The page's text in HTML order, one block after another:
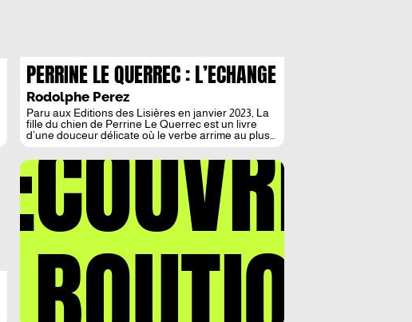
PERRINE LE QUERREC : L’ECHANGE
ET LA PAROLE
Rodolphe Perez
Paru aux Editions des Lisières en janvier 2023, La
fille du chien de Perrine Le Querrec est un livre
d’une douceur délicate où le verbe arrime au plus
suffit à elle seule, s’ouvrant notamment sur une
linogravure originale de Laetitia Gaudefroy
Colombo. La fille du […]